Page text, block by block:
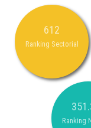
612
Ranking Sectorial
Ranking